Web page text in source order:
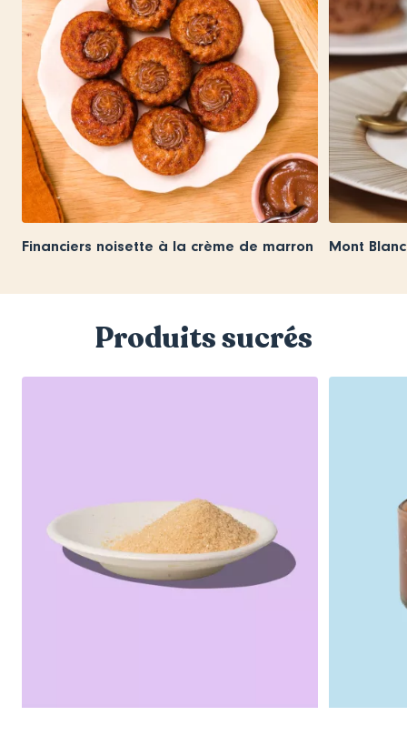
Financiers noisette à la crème de marron Mont
Produits sucrés